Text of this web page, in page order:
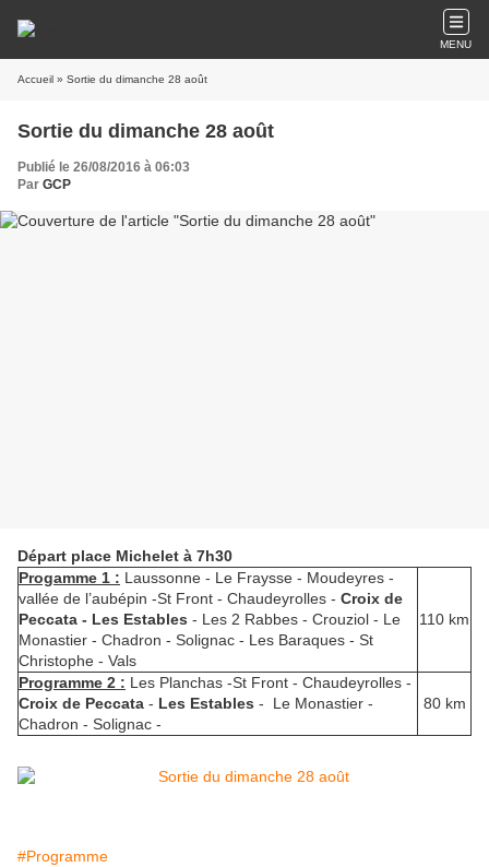
MENU
Accueil » Sortie du dimanche 28 août
Sortie du dimanche 28 août
Publié le 26/08/2016 à 06:03
Par GCP
Départ place Michelet à 7h30
Progamme 1 : Laussonne - Le Fraysse - Moudeyres -
vallée de l’aubépin -St Front - Chaudeyrolles - Croix de
Peccata - Les Estables - Les 2 Rabbes - Crouziol - Le
Monastier - Chadron - Solignac - Les Baraques - St
Christophe - Vals
110 km
Programme 2 : Les Planchas -St Front - Chaudeyrolles -
Croix de Peccata - Les Estables - Le Monastier -
Chadron - Solignac -
80 km
#Programme